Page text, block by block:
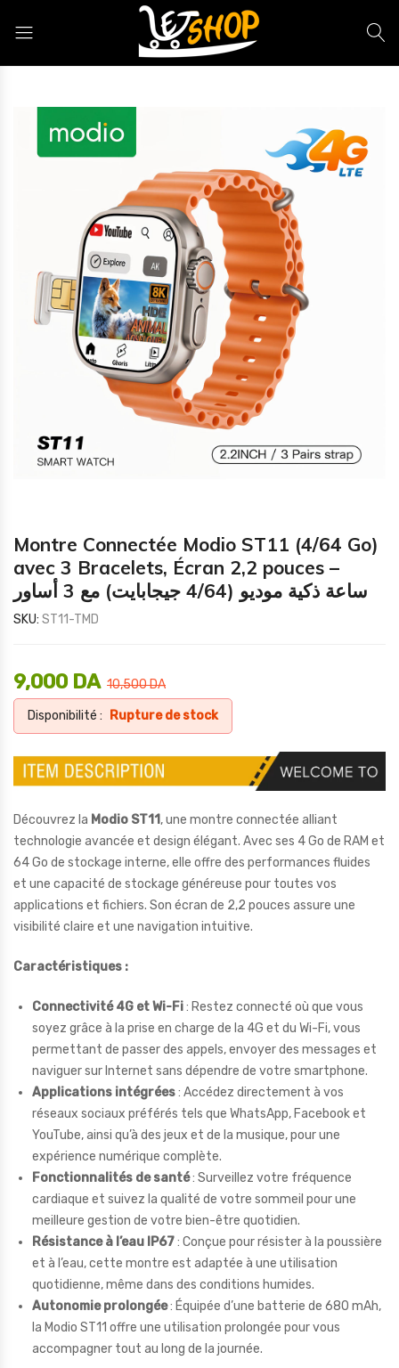
Montre Connectée Modio ST11 (4/64 Go)
avec 3 Bracelets, Écran 2,2 pouces –
ساعة ذكية موديو (4/64 جيجابايت) مع 3 أساور
SKU: ST11-TMD
10,500DA
9,000 DA
Disponibilité : Rupture de stock
Découvrez la Modio ST11 , une montre connectée alliant
technologie avancée et design élégant. Avec ses 4 Go de RAM et
64 Go de stockage interne, elle offre des performances fluides
et une capacité de stockage généreuse pour toutes vos
applications et fichiers. Son écran de 2,2 pouces assure une
visibilité claire et une navigation intuitive.
Caractéristiques :
Connectivité 4G et Wi-Fi: Restez connecté où que vous
soyez grâce à la prise en charge de la 4G et du Wi-Fi, vous
permettant de passer des appels, envoyer des messages et
naviguer sur Internet sans dépendre de votre smartphone.
Applications intégrées: Accédez directement à vos
réseaux sociaux préférés tels que WhatsApp, Facebook et
YouTube, ainsi qu’à des jeux et de la musique, pour une
expérience numérique complète.
Fonctionnalités de santé: Surveillez votre fréquence
cardiaque et suivez la qualité de votre sommeil pour une
meilleure gestion de votre bien-être quotidien.
Résistance à l’eau IP67: Conçue pour résister à la poussière
et à l’eau, cette montre est adaptée à une utilisation
quotidienne, même dans des conditions humides.
Autonomie prolongée: Équipée d’une batterie de 680 mAh,
la Modio ST11 offre une utilisation prolongée pour vous
accompagner tout au long de la journée.